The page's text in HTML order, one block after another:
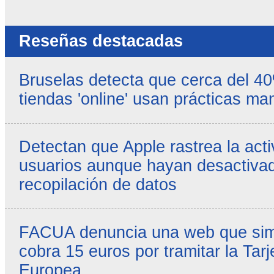
Reseñas destacadas
Bruselas detecta que cerca del
tiendas 'online' usan prácticas
Detectan que Apple rastrea la
usuarios aunque hayan
recopilación de datos
FACUA denuncia una web que
cobra 15 euros por tramitar la
Europea